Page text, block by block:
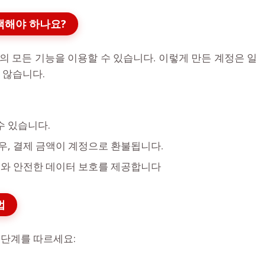
해야 하나요?
모든 기능을 이용할 수 있습니다. 이렇게 만든 계정은 일
습니다.
있습니다.
, 결제 금액이 계정으로 환불됩니다.
안전한 데이터 보호를 제공합니다
계를 따르세요: